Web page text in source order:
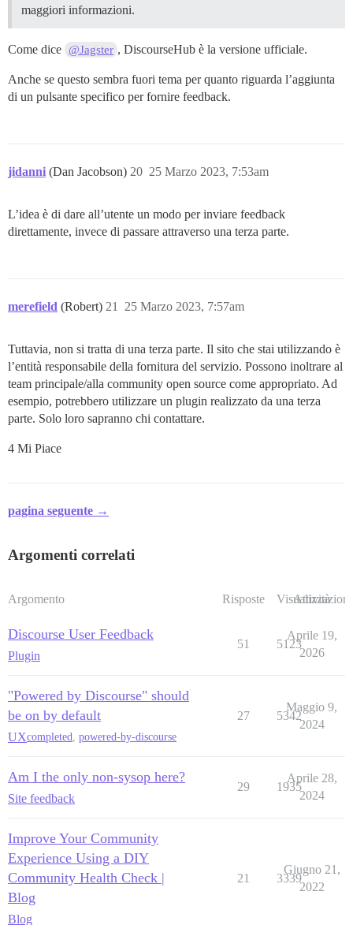
maggiori informazioni.
Come dice @Jagster , DiscourseHub è la versione ufficiale.
Anche se questo sembra fuori tema per quanto riguarda l’aggiunta
di un pulsante specifico per fornire feedback.
jidanni (Dan Jacobson) 25 Marzo 2023, 7:53am
20
L’idea è di dare all’utente un modo per inviare feedback
direttamente, invece di passare attraverso una terza parte.
merefield (Robert) 25 Marzo 2023, 7:57am
21
Tuttavia, non si tratta di una terza parte. Il sito che stai utilizzando è
l’entità responsabile della fornitura del servizio. Possono inoltrare al
team principale/alla community open source come appropriato. Ad
esempio, potrebbero utilizzare un plugin realizzato da una terza
parte. Solo loro sapranno chi contattare.
4 Mi Piace
pagina seguente →
Argomenti correlati
Argomento Risposte Visualizzazioni
Attività
Discourse User Feedback
Plugin
51 5123
Aprile 19,
2026
"Powered by Discourse" should
be on by default
UXcompleted, powered-by-discourse
27 5342
Maggio 9,
2024
Am I the only non-sysop here?
Site feedback
29 1935
Aprile 28,
2024
Improve Your Community
Experience Using a DIY
Community Health Check |
Blog
Blog
21 3339
Giugno 21,
2022